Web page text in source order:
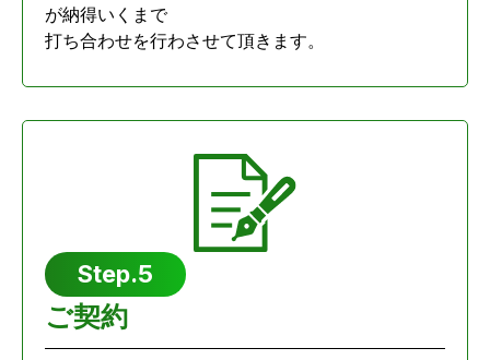
が納得いくまで
打ち合わせを行わさせて頂きます。
Step.5
ご契約